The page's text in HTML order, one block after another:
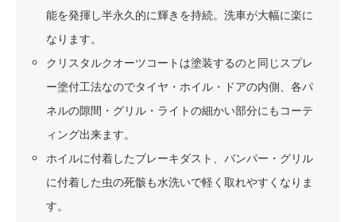
能を発揮し半永久的に輝きを持続。洗車が大幅に楽に
なります。
クリスタルクオーツコートは塗装するのと同じスプレ
ー塗付工法なのでタイヤ・ホイル・ドアの内側、各パ
ネルの隙間・グリル・ライトの細かい部分にもコーテ
ィング出来ます。
ホイルに付着したブレーキダスト、バンパー・グリル
に付着した虫の死骸も水洗いで軽く取れやすくなりま
す。